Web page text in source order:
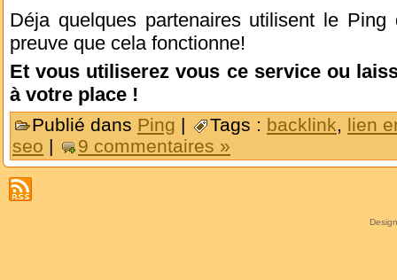
Déja quelques partenaires utilisent le
preuve que cela fonctionne!
Et vous utiliserez vous ce service ou
à votre place !
Publié dans Ping | Tags : backlink
lien
seo | 9 commentaires »